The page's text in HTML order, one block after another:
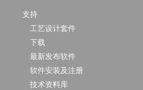
支持
工艺设计套件
下载
最新发布软件
软件安装及注册
技术资料库